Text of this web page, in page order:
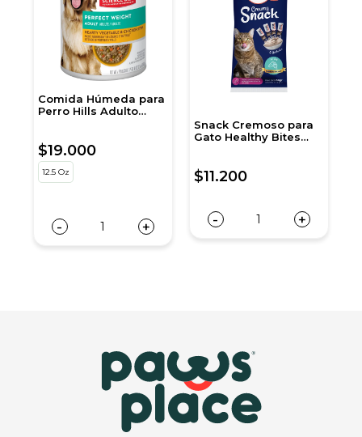
Comida Húmeda para
Perro Hills Adulto
$19.000
12.5 Oz
- +
Snack Cremoso para
Gato Healthy Bites
$11.200
- +